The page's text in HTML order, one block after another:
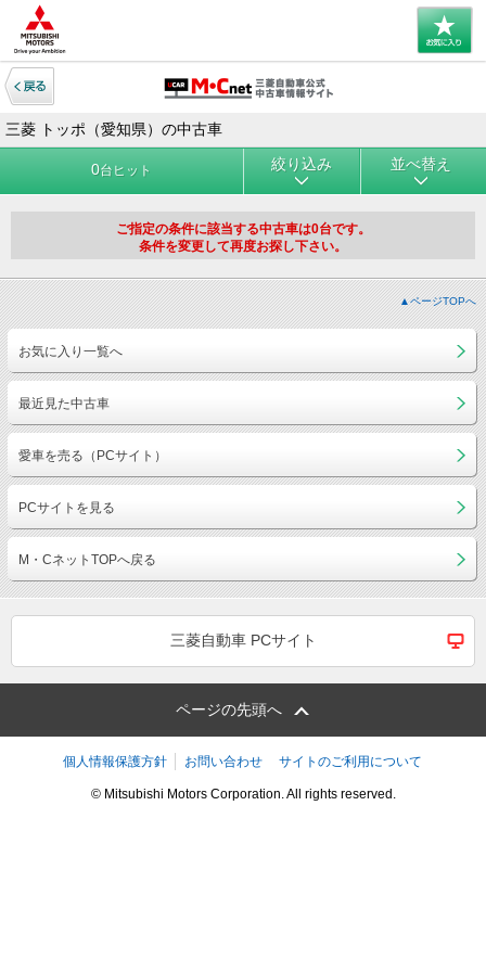
三菱 トッポ（愛知県）の中古車
0台ヒット 絞り込み 並べ替え
ご指定の条件に該当する中古車は0台です。
条件を変更して再度お探し下さい。
▲ページTOPへ
お気に入り一覧へ
最近見た中古車
愛車を売る（PCサイト）
PCサイトを見る
M・CネットTOPへ戻る
三菱自動車 PCサイト
ページの先頭へ
個人情報保護方針 お問い合わせ サイトのご利用について
© Mitsubishi Motors Corporation. All rights reserved.